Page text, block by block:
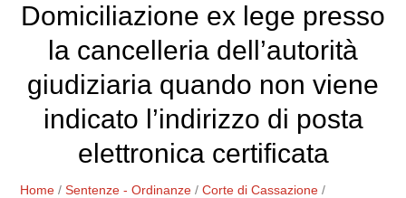
Domiciliazione ex lege presso
la cancelleria dell’autorità
giudiziaria quando non viene
indicato l’indirizzo di posta
elettronica certificata
Home /Sentenze - Ordinanze /Corte di Cassazione /